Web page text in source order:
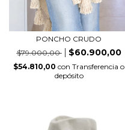
PONCHO CRUDO
$79.000,00
$60.900,00
$54.810,00 con Transferencia o
depósito